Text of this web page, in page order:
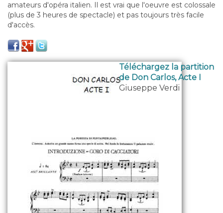
amateurs d'opéra italien. Il est vrai que l'oeuvre est colossale
(plus de 3 heures de spectacle) et pas toujours très facile
d'accès.
Téléchargez la partition
de Don Carlos, Acte I
Giuseppe Verdi